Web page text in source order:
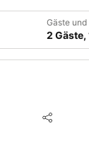
Gäste und
2 Gäste,
Teilen
Zu